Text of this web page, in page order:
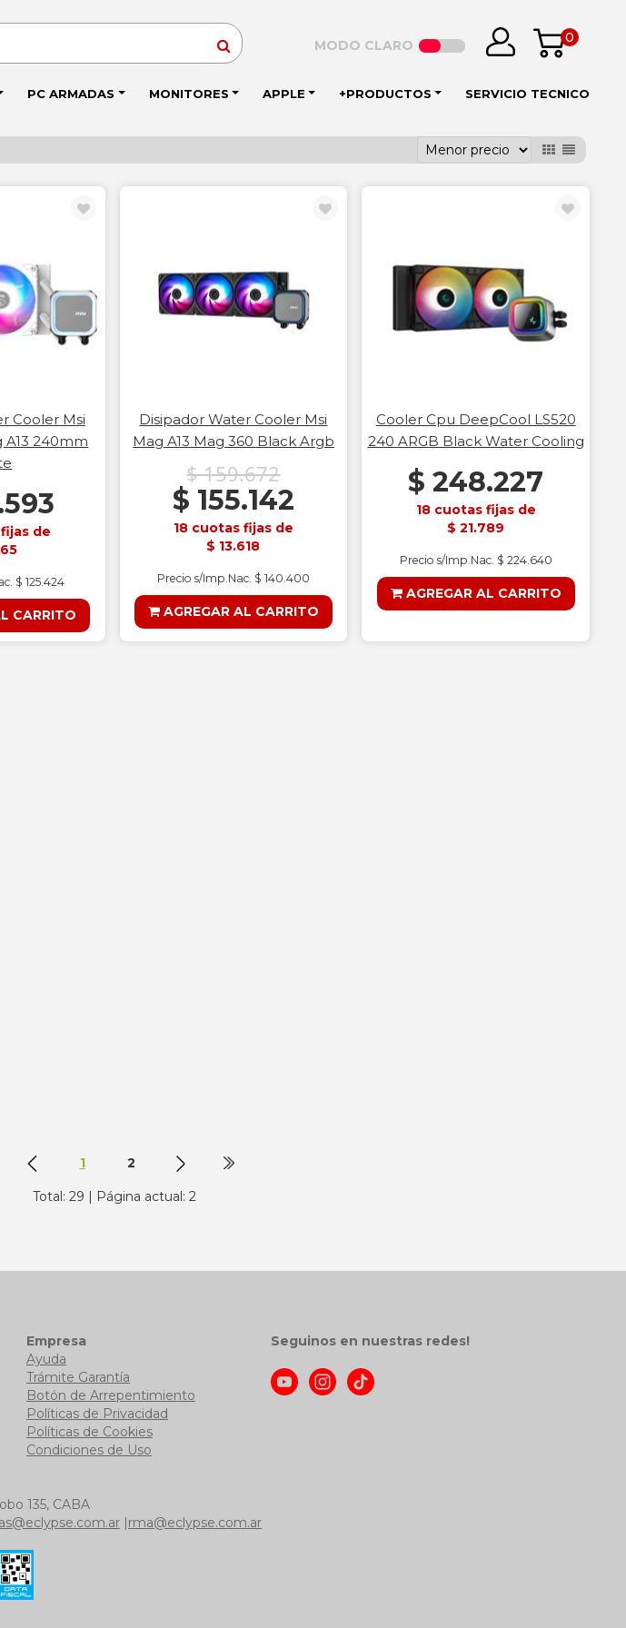
0
MODO CLARO
PC ARMADAS MONITORES APPLE +PRODUCTOS SERVICIO TECNICO
Cooler Msi
A13 240mm
de
$ 125.424
CARRITO
Disipador Water Cooler Msi
Mag A13 Mag 360 Black Argb
$ 159.672
$ 155.142
18 cuotas fijas de
$ 13.618
Precio s/Imp.Nac. $ 140.400
AGREGAR AL CARRITO
Cooler Cpu DeepCool LS520
240 ARGB Black Water Cooling
$ 248.227
18 cuotas fijas de
$ 21.789
Precio s/Imp.Nac. $ 224.640
AGREGAR AL CARRITO
1 2
Total: 29 | Página actual: 2
Empresa
Ayuda
Trámite Garantía
Botón de Arrepentimiento
Políticas de Privacidad
Políticas de Cookies
Condiciones de Uso
Seguinos en nuestras redes!
135, CABA
|rma@eclypse.com.ar